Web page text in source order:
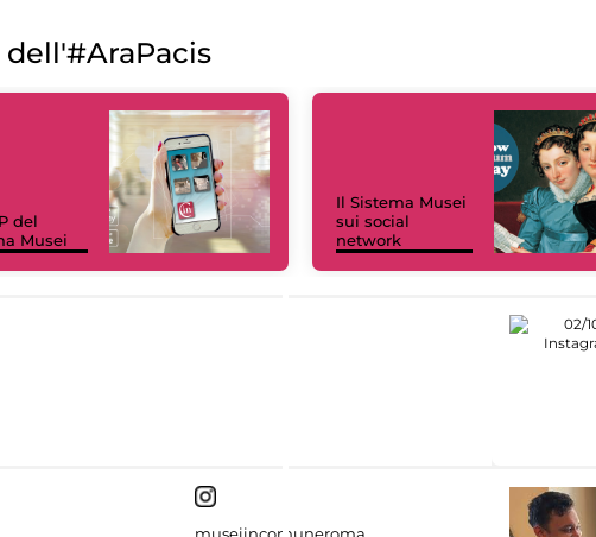
dell'#AraPacis
del
Musei
Il Sistema Musei
sui social
network